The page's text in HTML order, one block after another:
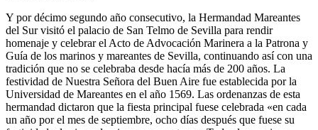
Y por décimo segundo año consecutivo, la Hermandad Mareantes
del Sur visitó el palacio de San Telmo de Sevilla para rendir
homenaje y celebrar el Acto de Advocación Marinera a la Patrona y
Guía de los marinos y mareantes de Sevilla, continuando así con una
tradición que no se celebraba desde hacía más de 200 años. La
festividad de Nuestra Señora del Buen Aire fue establecida por la
Universidad de Mareantes en el año 1569. Las ordenanzas de esta
hermandad dictaron que la fiesta principal fuese celebrada «en cada
un año por el mes de septiembre, ocho días después que fuese su